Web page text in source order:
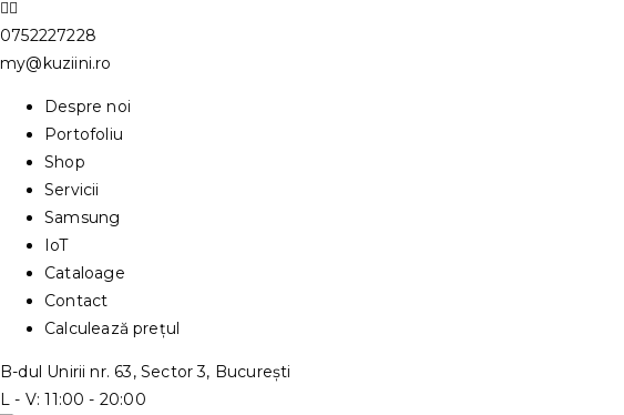
0752227228
my@kuziini.ro
Despre noi
Portofoliu
Shop
Servicii
Samsung
IoT
Cataloage
Contact
Calculează prețul
B-dul Unirii nr. 63, Sector 3, București
L - V: 11:00 - 20:00